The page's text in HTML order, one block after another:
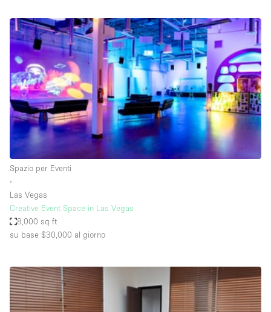
artistico
Servizio
fotografico
Conferenza Meeting Ufficio
Acquista
Condividi
Tipo di spazio
Acquista Condividi
Atelier / Laboratorio
Camion
Container
Fiera/festival
Spazio per Eventi
∙
Las Vegas
Creative Event Space in Las Vegas
8,000 sq ft
su base $30,000 al giorno